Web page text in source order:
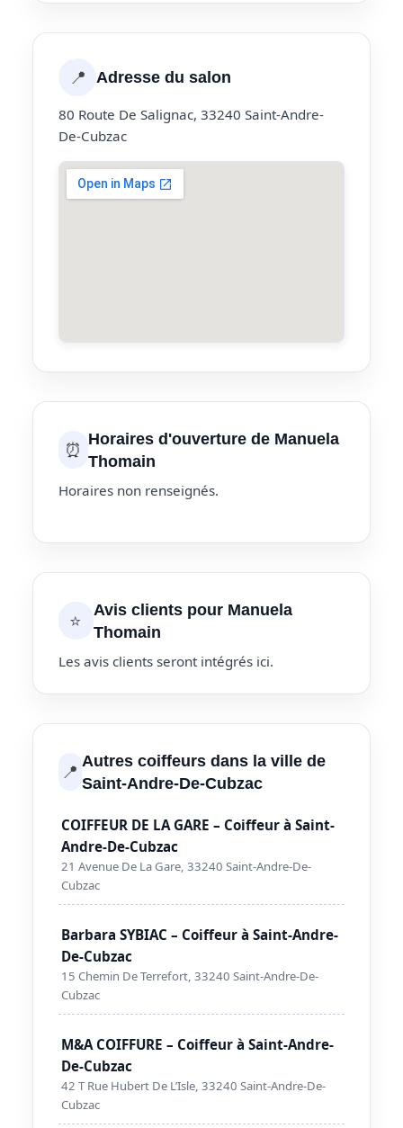
📍 Adresse du salon
80 Route De Salignac, 33240 Saint-Andre-
De-Cubzac
⏰ Horaires d'ouverture de Manuela
Thomain
Horaires non renseignés.
⭐
Avis clients pour Manuela
Thomain
Les avis clients seront intégrés ici.
📍 Autres coiffeurs dans la ville de
Saint-Andre-De-Cubzac
COIFFEUR DE LA GARE – Coiffeur à Saint-
Andre-De-Cubzac
21 Avenue De La Gare, 33240 Saint-Andre-De-
Cubzac
Barbara SYBIAC – Coiffeur à Saint-Andre-
De-Cubzac
15 Chemin De Terrefort, 33240 Saint-Andre-De-
Cubzac
M&A COIFFURE – Coiffeur à Saint-Andre-
De-Cubzac
42 T Rue Hubert De L’Isle, 33240 Saint-Andre-De-
Cubzac